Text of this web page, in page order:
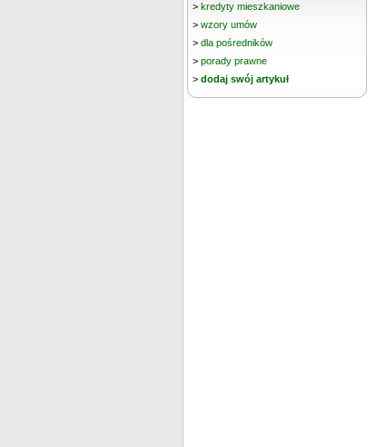
> kredyty mieszkaniowe
> wzory umów
> dla pośredników
> porady prawne
> dodaj swój artykuł